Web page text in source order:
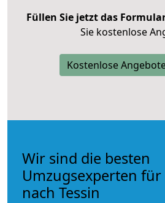
Füllen Sie jetzt das
Sie kostenlose
Kostenlose
Wir sind die besten
Umzugsexperten
nach Tessin